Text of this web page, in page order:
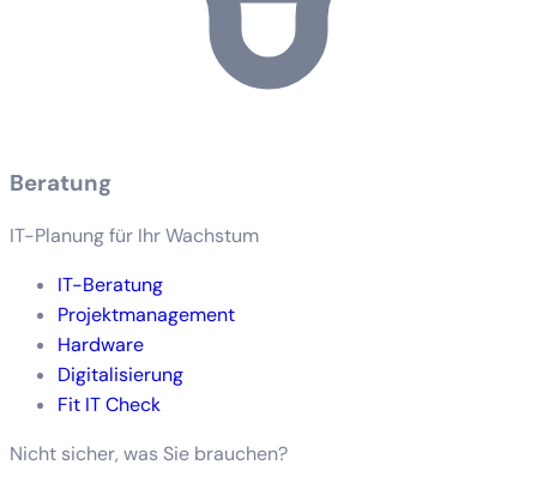
Beratung
IT-Planung für Ihr Wachstum
IT-Beratung
Projektmanagement
Hardware
Digitalisierung
Fit IT Check
Nicht sicher, was Sie brauchen?